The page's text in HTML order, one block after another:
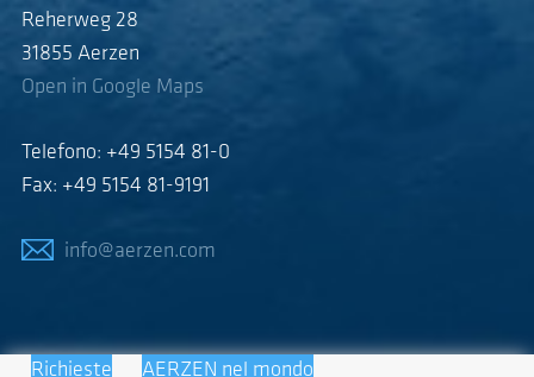
Reherweg 28
31855 Aerzen
Open in Google Maps
Telefono: +49 5154 81-0
Fax: +49 5154 81-9191
info@aerzen.com
Richieste AERZEN nel mondo